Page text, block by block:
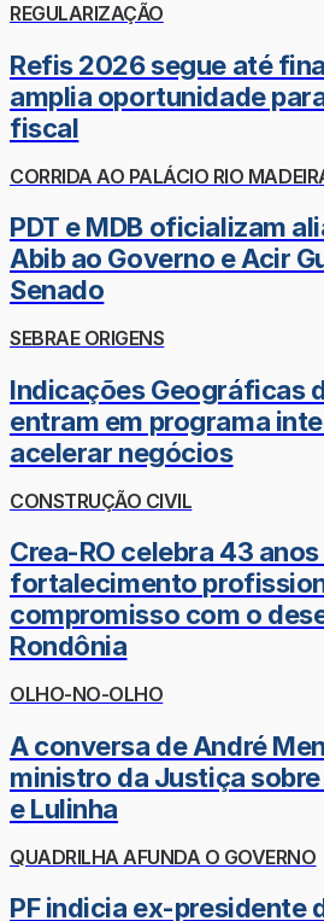
REGULARIZAÇÃO
Refis 2026 segue até
amplia oportunidade
fiscal
CORRIDA AO PALÁCIO RIO
PDT e MDB oficializam
Abib ao Governo e Acir
Senado
SEBRAE ORIGENS
Indicações Geográficas
entram em programa
acelerar negócios
CONSTRUÇÃO CIVIL
Crea-RO celebra 43
fortalecimento
compromisso com o
Rondônia
OLHO-NO-OLHO
A conversa de André
ministro da Justiça
e Lulinha
QUADRILHA AFUNDA O GOVERNO
PF indicia ex-presidente